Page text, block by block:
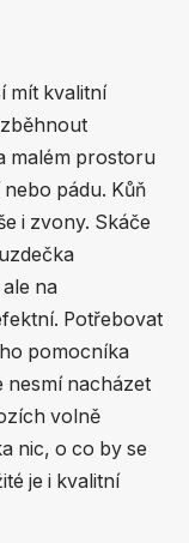
mít kvalitní
malém prostoru
pádu. Kůň
i zvony. Skáče
na
Potřebovat
pomocníka
nesmí nacházet
volně
nic, o co by se
je i kvalitní